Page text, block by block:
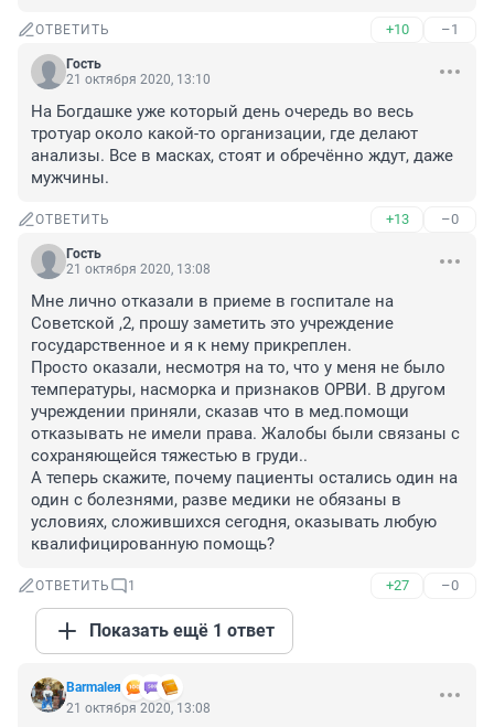
ОТВЕТИТЬ +10 –1
Гость
21 октября 2020, 13:10
На Богдашке уже который день очередь во весь
тротуар около какой-то организации, где делают
анализы. Все в масках, стоят и обречённо ждут, даже
мужчины.
ОТВЕТИТЬ +13 –0
Гость
21 октября 2020, 13:08
Мне лично отказали в приеме в госпитале на
Советской ,2, прошу заметить это учреждение
государственное и я к нему прикреплен.
Просто оказали, несмотря на то, что у меня не было
температуры, насморка и признаков ОРВИ. В другом
учреждении приняли, сказав что в мед.помощи
отказывать не имели права. Жалобы были связаны с
сохраняющейся тяжестью в груди..
А теперь скажите, почему пациенты остались один на
один с болезнями, разве медики не обязаны в
условиях, сложившихся сегодня, оказывать любую
квалифицированную помощь?
ОТВЕТИТЬ 1 +27 –0
Показать ещё 1 ответ
Barmaleя
21 октября 2020, 13:08